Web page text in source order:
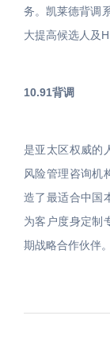
务。凯莱德背调
大提高候选人及
10.91背调
是亚太区权威的
风险管理咨询机
造了最适合中国
为客户度身定制
期战略合作伙伴。